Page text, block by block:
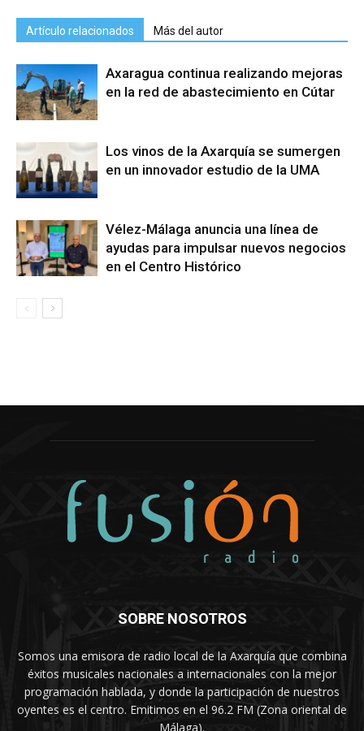
Artículo relacionados Más del autor
Axaragua continua realizando mejoras
en la red de abastecimiento en Cútar
Los vinos de la Axarquía se sumergen
en un innovador estudio de la UMA
Vélez-Málaga anuncia una línea de
ayudas para impulsar nuevos negocios
en el Centro Histórico
SOBRE NOSOTROS
Somos una emisora de radio local de la Axarquía que combina
éxitos musicales nacionales a internacionales con la mejor
programación hablada, y donde la participación de nuestros
oyentes es el centro. Emitimos en el 96.2 FM (Zona oriental de
Málaga).